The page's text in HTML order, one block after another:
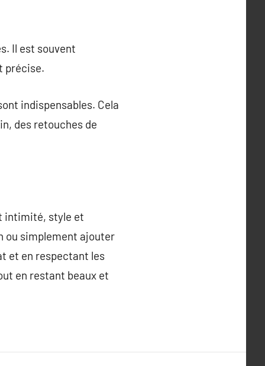
Il est souvent
précise.
indispensables. Cela
des retouches de
intimité, style et
ou simplement ajouter
et en respectant les
en restant beaux et